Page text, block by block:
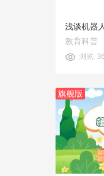
浅谈机器
教育科普
浏览:
旗舰版